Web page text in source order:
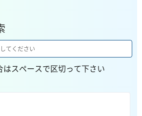
スペースで区切って下さい